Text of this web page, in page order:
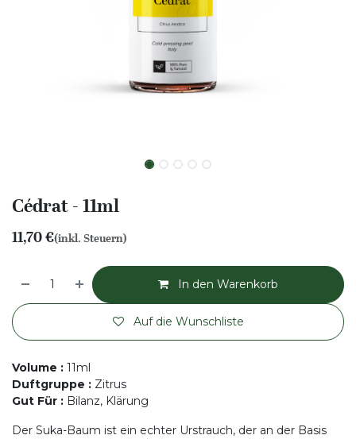
Cédrat - 11ml
11,70€(inkl. Steuern)
In den Warenkorb
Auf die Wunschliste
Volume : 11ml
Duftgruppe : Zitrus
Gut Für : Bilanz, Klärung
Der Suka-Baum ist ein echter Urstrauch, der an der Basis